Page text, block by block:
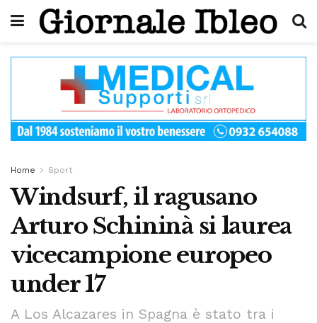
Home Sport
Windsurf, il ragusano
Arturo Schininà si laurea
vicecampione europeo
under 17
A Los Alcazares in Spagna è stato tra i